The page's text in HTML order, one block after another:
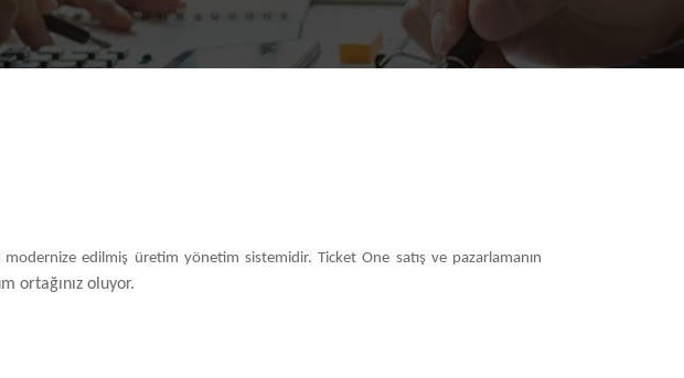
modernize edilmiş üretim yönetim sistemidir.Ticket One satış ve pazarlamanın
ortağınız oluyor.